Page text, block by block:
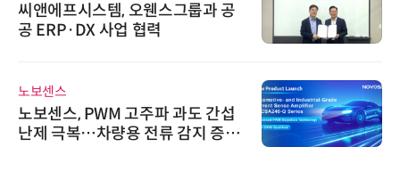
씨앤에프시스템, 오웬스그룹과 공
공 ERP·DX 사업 협력
노보센스
노보센스, PWM 고주파 과도 간섭
난제 극복…차량용 전류 감지 증폭